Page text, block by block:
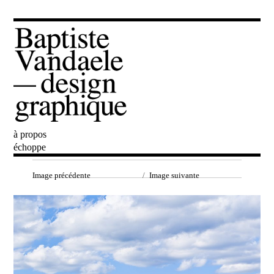
Baptiste Vandaele
à propos
échoppe
Image précédente Image suivante